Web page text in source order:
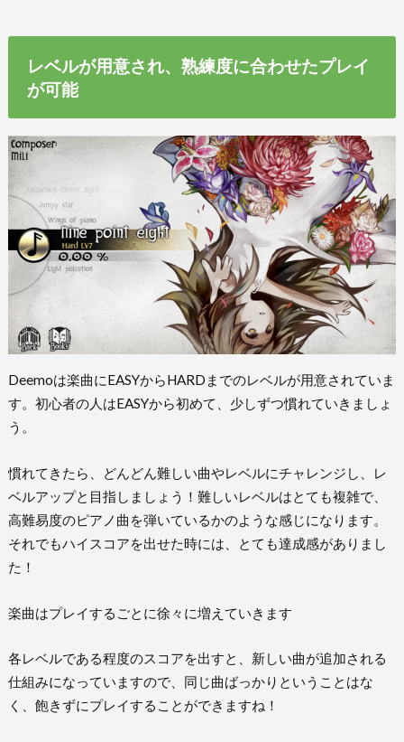
レベルが用意され、熟練度に合わせたプレイ
が可能
Deemoは楽曲にEASYからHARDまでのレベルが用意されていま
す。初心者の人はEASYから初めて、少しずつ慣れていきましょ
う。
慣れてきたら、どんどん難しい曲やレベルにチャレンジし、レ
ベルアップと目指しましょう！難しいレベルはとても複雑で、
高難易度のピアノ曲を弾いているかのような感じになります。
それでもハイスコアを出せた時には、とても達成感がありまし
た！
楽曲はプレイするごとに徐々に増えていきます
各レベルである程度のスコアを出すと、新しい曲が追加される
仕組みになっていますので、同じ曲ばっかりということはな
く、飽きずにプレイすることができますね！